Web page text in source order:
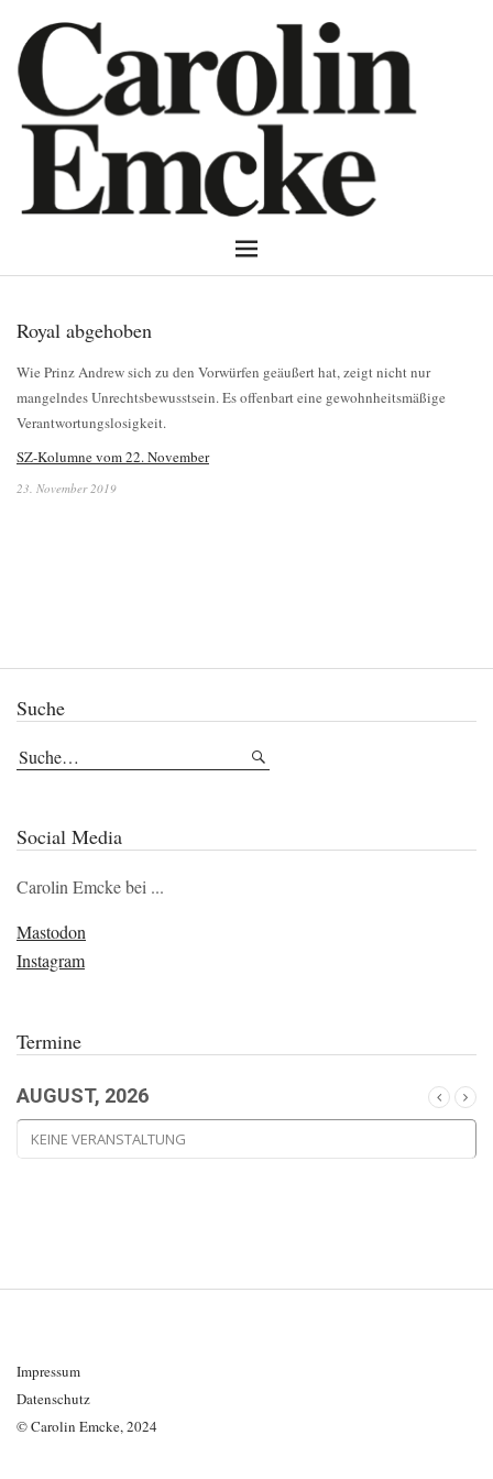
Royal abgehoben
Wie Prinz Andrew sich zu den Vorwürfen geäußert hat, zeigt nicht nur
mangelndes Unrechtsbewusstsein. Es offenbart eine gewohnheitsmäßige
Verantwortungslosigkeit.
SZ-Kolumne vom 22. November
23. November 2019
Suche
Social Media
Carolin Emcke bei ...
Mastodon
Instagram
Termine
AUGUST, 2026
KEINE VERANSTALTUNG
Impressum
Datenschutz
© Carolin Emcke, 2024